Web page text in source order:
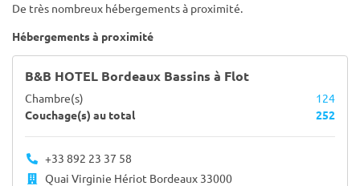
De très nombreux hébergements à proximité.
Hébergements à proximité
B&B HOTEL Bordeaux Bassins à Flot
Chambre(s)
124
Couchage(s) au total
252
+33 892 23 37 58
Quai Virginie Hériot Bordeaux 33000